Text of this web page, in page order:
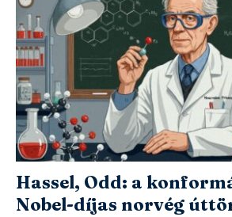
Hassel, Odd: a
Nobel-díjas norvég